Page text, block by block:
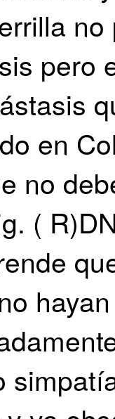
pero
en
no
(